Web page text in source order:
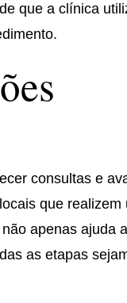
que a clínica
consultas e
que
apenas ajuda
as etapas